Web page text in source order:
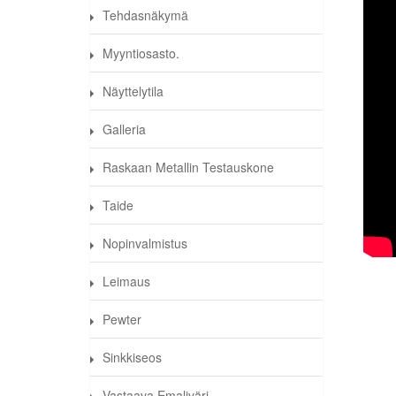
Tehdasnäkymä
Myyntiosasto.
Näyttelytila
Galleria
Raskaan Metallin Testauskone
Taide
Nopinvalmistus
Leimaus
Pewter
Sinkkiseos